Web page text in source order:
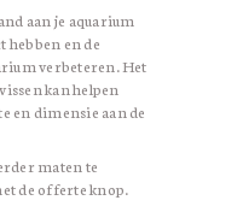
aan je aquarium
hebben en de
verbeteren. Het
kan helpen
en dimensie aan de
maten te
de offerte knop.